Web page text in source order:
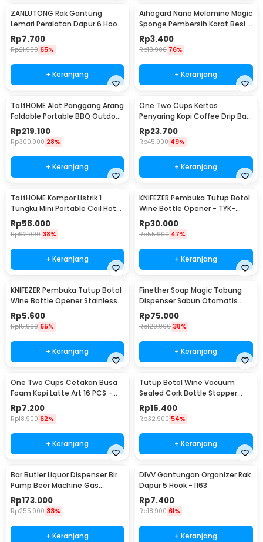
ZANLUTONG Rak Gantung
Lemari Peralatan Dapur 6 Hook
Besi - 2137
Rp7.700
Rp21.900 65%
+ Keranjang
Aihogard Nano Melamine Magic
Sponge Pembersih Karat Besi -
CW62
Rp3.400
Rp13.900 76%
+ Keranjang
TaffHOME Alat Panggang Arang
Foldable Portable BBQ Outdoor
Grill Stove - HWSK77
Rp219.100
Rp300.900 28%
+ Keranjang
One Two Cups Kertas
Penyaring Kopi Coffee Drip Bag
Paper Filter 50PCS - T111
Rp23.700
Rp45.900 49%
+ Keranjang
TaffHOME Kompor Listrik 1
Tungku Mini Portable Coil Hot
Plate 500W - C1-1000-03
Rp58.000
Rp92.900 38%
+ Keranjang
KNIFEZER Pembuka Tutup Botol
Wine Bottle Opener - TYK-
074B
Rp30.000
Rp55.900 47%
+ Keranjang
KNIFEZER Pembuka Tutup Botol
Wine Bottle Opener Stainless
Steel - WS01
Rp5.600
Rp15.900 65%
+ Keranjang
Finether Soap Magic Tabung
Dispenser Sabun Otomatis
400ml - AD-03
Rp75.000
Rp120.900 38%
+ Keranjang
One Two Cups Cetakan Busa
Foam Kopi Latte Art 16 PCS -
JJYE01
Rp7.200
Rp18.900 62%
+ Keranjang
Tutup Botol Wine Vacuum
Sealed Cork Bottle Stopper
Stainless Steel - G94529
Rp15.400
Rp32.900 54%
+ Keranjang
Bar Butler Liquor Dispenser Bir
Pump Beer Machine Gas
Station 900ml - P-36
Rp173.000
Rp255.900 33%
+ Keranjang
DIVV Gantungan Organizer Rak
Dapur 5 Hook - I163
Rp7.400
Rp18.900 61%
+ Keranjang